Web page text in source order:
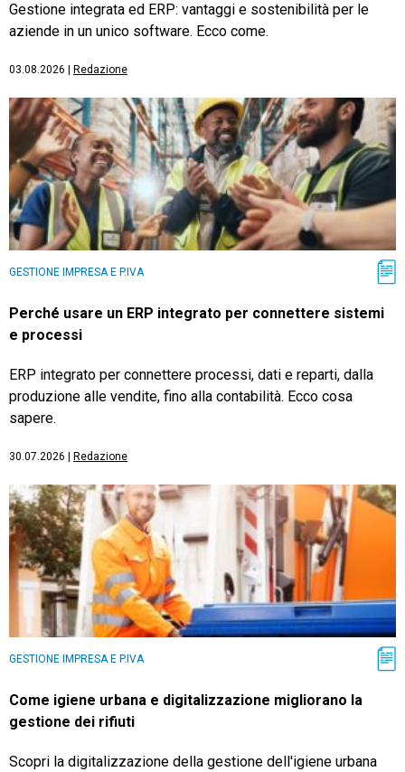
Gestione integrata ed ERP: vantaggi e sostenibilità per le
aziende in un unico software. Ecco come.
03.08.2026 Redazione
GESTIONE IMPRESA E P.IVA
Perché usare un ERP integrato per connettere sistemi
e processi
ERP integrato per connettere processi, dati e reparti, dalla
produzione alle vendite, fino alla contabilità. Ecco cosa
sapere.
30.07.2026 Redazione
GESTIONE IMPRESA E P.IVA
Come igiene urbana e digitalizzazione migliorano la
gestione dei rifiuti
Scopri la digitalizzazione della gestione dell'igiene urbana